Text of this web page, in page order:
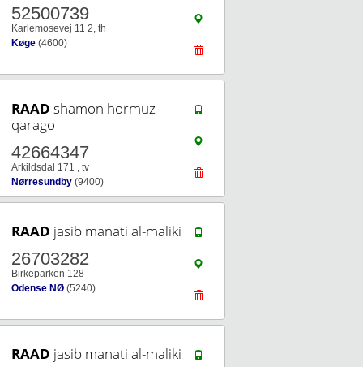
52500739
Karlemosevej 11 2, th
Køge (4600)
RAAD shamon hormuz
qarago
42664347
Arkildsdal 171 , tv
Nørresundby (9400)
RAAD jasib manati al-maliki
26703282
Birkeparken 128
Odense NØ (5240)
RAAD jasib manati al-maliki